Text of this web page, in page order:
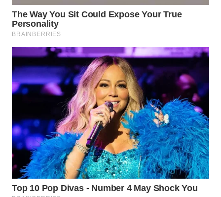
INDRAMAYU
WN
KUNINGAN
WN
MAJALENGKA
WN
SUBANG
WN
SUKABUMI
WN